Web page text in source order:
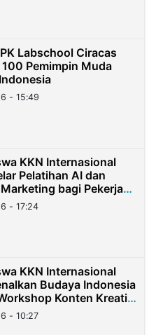
Labschool Ciracas
Pemimpin Muda
- 15:49
KKN Internasional
Pelatihan AI dan
bagi Pekerja
di Taiwan
- 17:24
KKN Internasional
Budaya Indonesia
Konten Kreatif
- 10:27